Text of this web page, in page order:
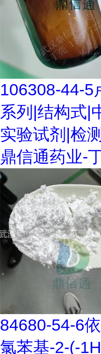
106308-44-5
系列|结构式|
实验试剂|检
鼎信通药业-
84680-54-6
氯苯基-2-(-